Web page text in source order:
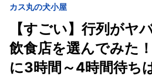
カス丸の犬小屋
【すごい】行列がヤ
飲食店を選んでみた
に3時間～4時間待ち